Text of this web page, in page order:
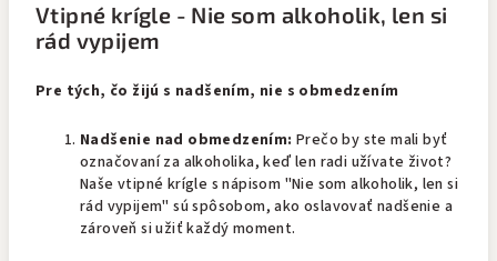
Vtipné krígle - Nie som alkoholik, len si
rád vypijem
Pre tých, čo žijú s nadšením, nie s obmedzením
Nadšenie nad obmedzením: Prečo by ste mali byť
označovaní za alkoholika, keď len radi užívate život?
Naše vtipné krígle s nápisom "Nie som alkoholik, len si
rád vypijem" sú spôsobom, ako oslavovať nadšenie a
zároveň si užiť každý moment.